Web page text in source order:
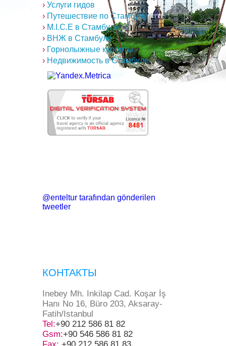
› Услуги гидов
› Путешествие по Стамбулу
› M.I.C.E в Стамбуле
› ВНЖ в Стамбуле
› Горнолыжные курорты
› Недвижимость в Стамбуле
@enteltur tarafından gönderilen
tweetler
КОНТАКТЫ
Inebey Mh. Inkilap Cad. Koşar İş
Hanı No 16, Büro 203, Aksaray-
Fatih/Istanbul
Tel:+90 212 586 81 82
Gsm:+90 546 586 81 82